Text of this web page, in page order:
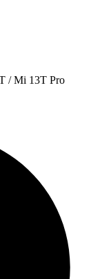
/ Mi 13T Pro